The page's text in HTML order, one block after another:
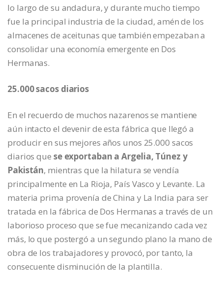
lo largo de su andadura, y durante mucho tiempo
fue la principal industria de la ciudad, amén de los
almacenes de aceitunas que también empezaban a
consolidar una economía emergente en Dos
Hermanas.
25.000 sacos diarios
En el recuerdo de muchos nazarenos se mantiene
aún intacto el devenir de esta fábrica que llegó a
producir en sus mejores años unos 25.000 sacos
diarios que se exportaban a Argelia, Túnez y
Pakistán, mientras que la hilatura se vendía
principalmente en La Rioja, País Vasco y Levante. La
materia prima provenía de China y La India para ser
tratada en la fábrica de Dos Hermanas a través de un
laborioso proceso que se fue mecanizando cada vez
más, lo que postergó a un segundo plano la mano de
obra de los trabajadores y provocó, por tanto, la
consecuente disminución de la plantilla.